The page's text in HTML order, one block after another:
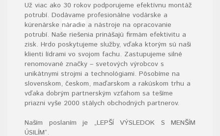
Už viac ako 30 rokov podporujeme efektívnu montáž
potrubí. Dodávame profesionálne vodárske a
kúrenárske náradie a nástroje na opracovanie
potrubí. Naše riešenia prinášajú firmám efektivitu a
zisk. Hrdo poskytujeme služby, vďaka ktorým sú naši
klienti lídrami vo svojom fachu. Zastupujeme silné
renomované značky – svetových výrobcov s
unikátnymi strojmi a technológiami. Pôsobíme na
slovenskom, českom, maďarskom a rakúskom trhu a
vďaka dobrým partnerským vzťahom sa tešíme
priazni vyše 2000 stálych obchodných partnerov.
Naším poslaním je „LEPŠÍ VÝSLEDOK S MENŠÍM
ÚSILÍM“.